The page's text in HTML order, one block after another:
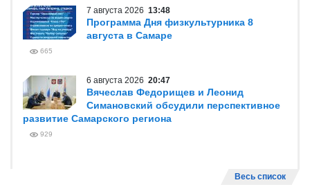
7 августа 2026 13:48
Программа Дня физкультурника 8
августа в Самаре
665
6 августа 2026 20:47
Вячеслав Федорищев и Леонид
Симановский обсудили перспективное
развитие Самарского региона
929
Весь список